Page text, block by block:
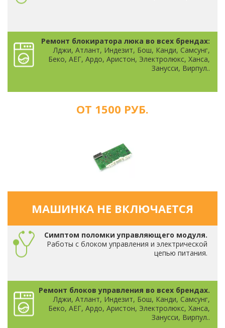
Ремонт блокиратора люка во всех брендах:
Лджи, Атлант, Индезит, Бош, Канди, Самсунг,
Беко, АЕГ, Ардо, Аристон, Электролюкс, Ханса,
Занусси, Вирпул..
ОТ 1500 РУБ.
МАШИНКА НЕ ВКЛЮЧАЕТСЯ
Симптом поломки управляющего модуля.
Работы с блоком управления и электрической
цепью питания.
Ремонт блоков управления во всех брендах.
Лджи, Атлант, Индезит, Бош, Канди, Самсунг,
Беко, АЕГ, Ардо, Аристон, Электролюкс, Ханса,
Занусси, Вирпул..